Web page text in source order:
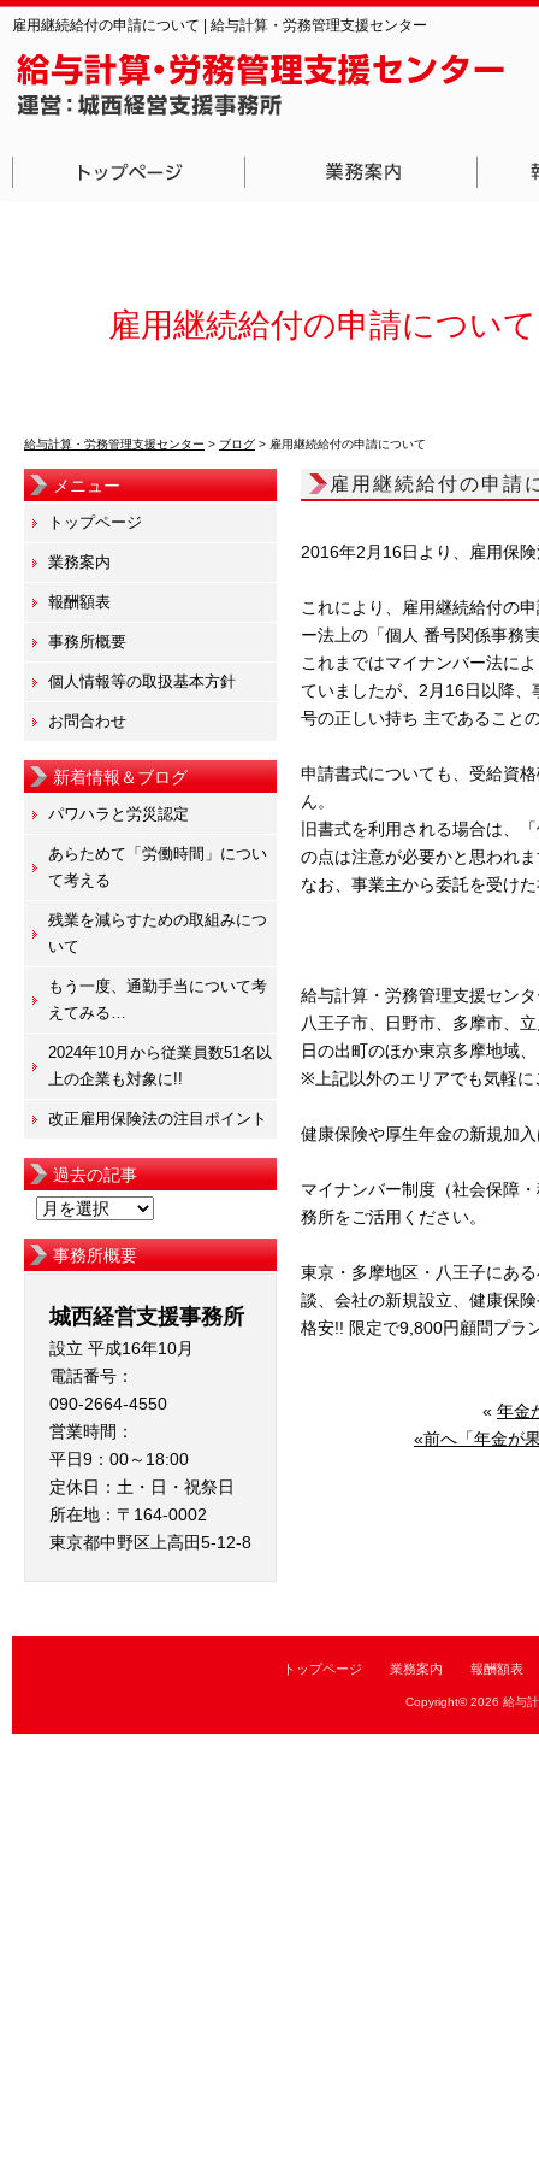
雇用継続給付の申請について | 給与計算・労務管理支援センター
雇用継続給付の申請について
給与計算・労務管理支援センター > ブログ > 雇用継続給付の申請について
雇用継続給付の申請
2016年2月16日より、雇用保
これにより、雇用継続給付の
ー法上の「個人 番号関係事務
これまではマイナンバー法に
ていましたが、2月16日以降
号の正しい持ち 主であること
申請書式についても、受給資
ん。
旧書式を利用される場合は、
の点は注意が必要かと思われ
なお、事業主から委託を受け
給与計算・労務管理支援セン
八王子市、日野市、多摩市、
日の出町のほか東京多摩地域
※上記以外のエリアでも気軽に
健康保険や厚生年金の新規加
マイナンバー制度（社会保障
務所をご活用ください。
東京・多摩地区・八王子にあ
談、会社の新規設立、健康保
格安!! 限定で9,800円顧問プラ
« 年金
«前へ「年金が
メニュー
トップページ
業務案内
報酬額表
事務所概要
個人情報等の取扱基本方針
お問合わせ
新着情報＆ブログ
パワハラと労災認定
あらためて「労働時間」につい
て考える
残業を減らすための取組みにつ
いて
もう一度、通勤手当について考
えてみる…
2024年10月から従業員数51名以
上の企業も対象に!!
改正雇用保険法の注目ポイント
過去の記事
の
事務所概要
城西経営支援事務所
設立 平成16年10月
電話番号：
090-2664-4550
営業時間：
平日9：00～18:00
定休日：土・日・祝祭日
所在地：〒164-0002
東京都中野区上高田5-12-8
トップページ 業務案内 報酬額表
Copyright© 2026 給与